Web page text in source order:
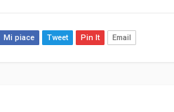
Mi piace Tweet Pin It Email